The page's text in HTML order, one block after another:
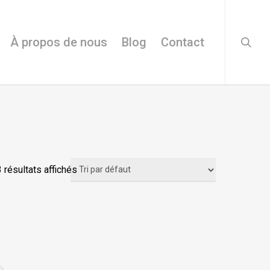
À propos de nous Blog Contact
résultats affichés